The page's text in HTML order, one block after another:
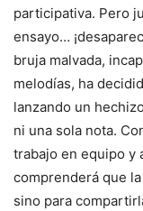
participativa. Pero
ensayo…
bruja malvada,
melodías, ha
lanzando un
ni una sola nota.
trabajo en equipo y
comprenderá que
sino para